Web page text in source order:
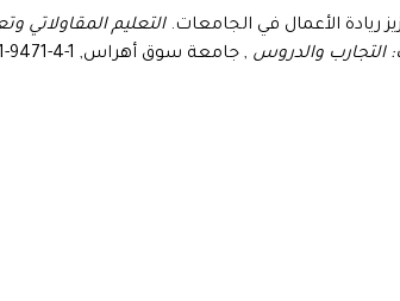
التعليم المقاولاتي
التجارب والدروس , جامعة سوق أهراس, ISBN : 978-9931-9471-4-1 ,